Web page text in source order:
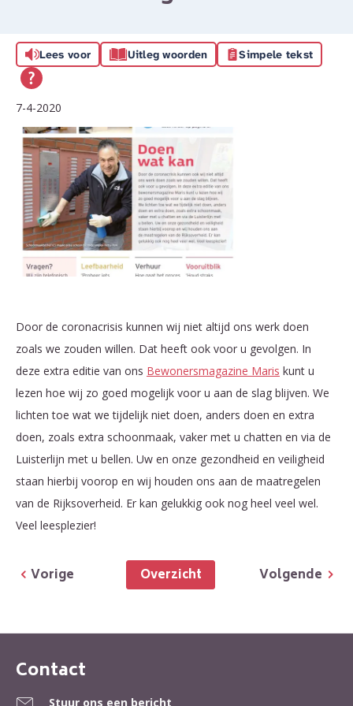
Lees voor Uitleg woorden Simpele tekst
7-4-2020
Door de coronacrisis kunnen wij niet altijd ons werk doen
zoals we zouden willen. Dat heeft ook voor u gevolgen. In
deze extra editie van ons Bewonersmagazine Maris kunt u
lezen hoe wij zo goed mogelijk voor u aan de slag blijven. We
lichten toe wat we tijdelijk niet doen, anders doen en extra
doen, zoals extra schoonmaak, vaker met u chatten en via de
Luisterlijn met u bellen. Uw en onze gezondheid en veiligheid
staan hierbij voorop en wij houden ons aan de maatregelen
van de Rijksoverheid. Er kan gelukkig ook nog heel veel wel.
Veel leesplezier!
Volgende
Overzicht
Vorige
Contactinformatie
Contact
Stuur ons een bericht